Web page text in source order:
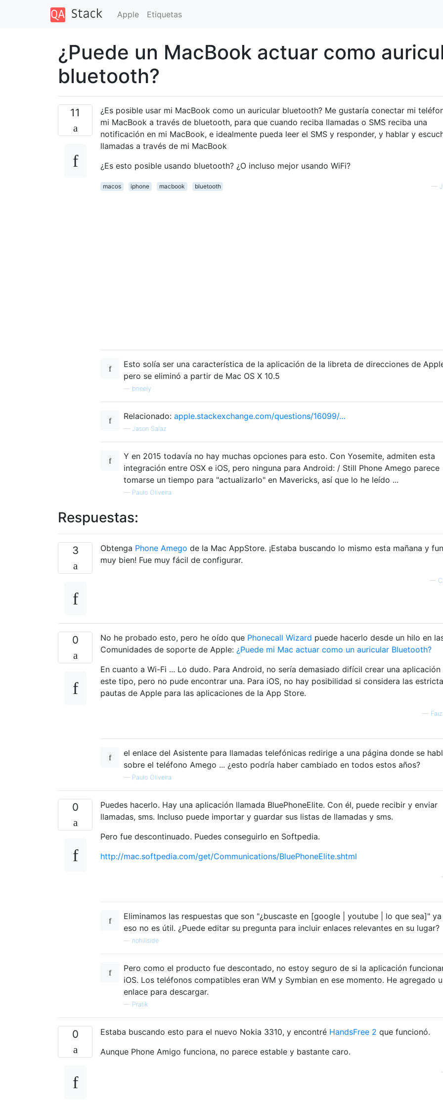
Apple Etiquetas
¿Puede un MacBook actuar como
bluetooth?
11
¿Es posible usar mi MacBook como un auricular bluetooth? Me gustaría conectar mi
mi MacBook a través de bluetooth, para que cuando reciba llamadas o SMS reciba una
notificación en mi MacBook, e idealmente pueda leer el SMS y responder, y hablar y
llamadas a través de mi MacBook
¿Es esto posible usando bluetooth? ¿O incluso mejor usando WiFi?
macos iphone macbook bluetooth —
Esto solía ser una característica de la aplicación de la libreta de direcciones de
pero se eliminó a partir de Mac OS X 10.5
bneely
Relacionado: apple.stackexchange.com/questions/16099/…
— Jason Salaz
Y en 2015 todavía no hay muchas opciones para esto. Con Yosemite, admiten esta
integración entre OSX e iOS, pero ninguna para Android: / Still Phone Amego parece
tomarse un tiempo para "actualizarlo" en Mavericks, así que lo he leído ...
— Paulo Oliveira
Respuestas:
3 Obtenga Phone Amego de la Mac AppStore. ¡Estaba buscando lo mismo esta mañana y
muy bien! Fue muy fácil de configurar.
—
0 No he probado esto, pero he oído que Phonecall Wizard puede hacerlo desde un hilo en
Comunidades de soporte de Apple: ¿Puede mi Mac actuar como un auricular Bluetooth?
En cuanto a Wi-Fi ... Lo dudo. Para Android, no sería demasiado difícil crear una aplicación
este tipo, pero no pude encontrar una. Para iOS, no hay posibilidad si considera las
pautas de Apple para las aplicaciones de la App Store.
—
el enlace del Asistente para llamadas telefónicas redirige a una página donde se
sobre el teléfono Amego ... ¿esto podría haber cambiado en todos estos años?
— Paulo Oliveira
0
Puedes hacerlo. Hay una aplicación llamada BluePhoneElite. Con él, puede recibir y enviar
llamadas, sms. Incluso puede importar y guardar sus listas de llamadas y sms.
Pero fue descontinuado. Puedes conseguirlo en Softpedia.
http://mac.softpedia.com/get/Communications/BluePhoneElite.shtml
Eliminamos las respuestas que son "¿buscaste en [google | youtube | lo que sea]"
eso no es útil. ¿Puede editar su pregunta para incluir enlaces relevantes en su lugar?
nohillside
Pero como el producto fue descontado, no estoy seguro de si la aplicación
iOS. Los teléfonos compatibles eran WM y Symbian en ese momento. He agregado
enlace para descargar.
— Pratik
0 Estaba buscando esto para el nuevo Nokia 3310, y encontré HandsFree 2 que funcionó.
Aunque Phone Amigo funciona, no parece estable y bastante caro.